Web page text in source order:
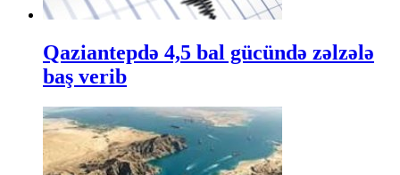
Qaziantepdə 4,5 bal gücündə zəlzələ
baş verib